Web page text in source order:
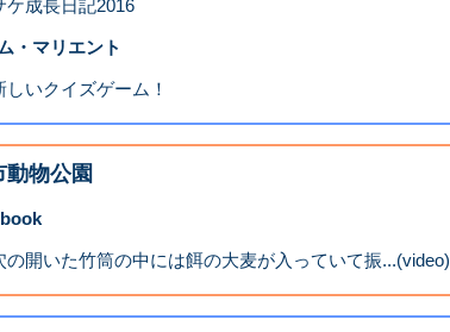
ケ成長日記2016
・マリエント
しいクイズゲーム！
動物公園
の開いた竹筒の中には餌の大麦が入っていて振...(video)